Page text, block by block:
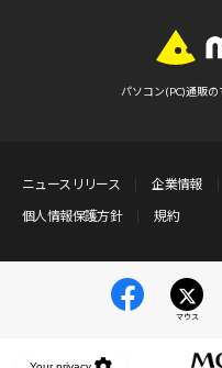
パソコン(PC)通販の
ニュースリリース 企業情報
個人情報保護方針
規約
マウス